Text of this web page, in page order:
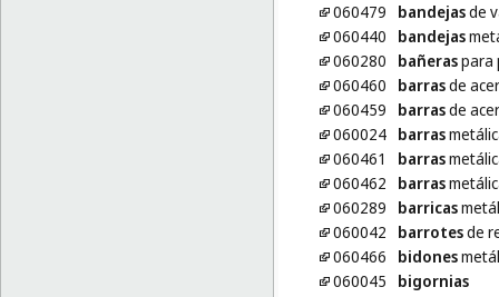
060479
bandejasde
060440
bandejas
060280
bañeraspara
060460
barrasde
060459
barrasde
060024 barras
060461
barras
060462
barras
060289
barricas
060042
barrotesde
060466
bidones
060045
bigornias